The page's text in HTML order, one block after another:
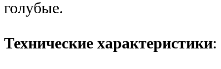
голубые.
Технические характеристики: